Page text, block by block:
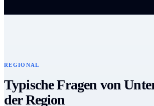
REGIONAL
Typische Fragen von
der Region